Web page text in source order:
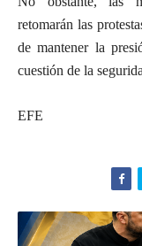
retomarán las
de mantener la
cuestión de la
EFE